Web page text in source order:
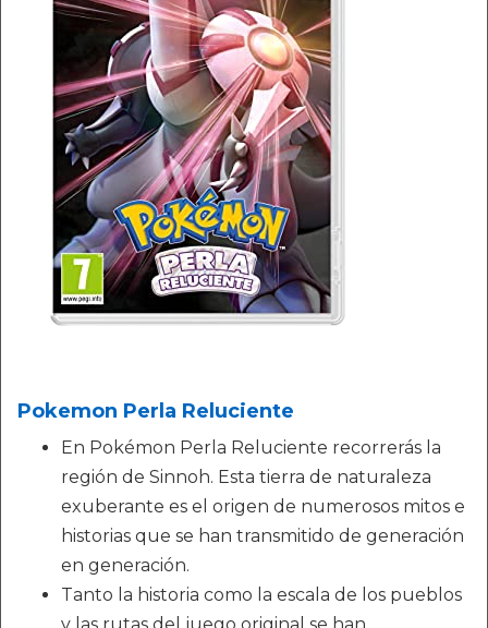
Pokemon Perla Reluciente
En Pokémon Perla Reluciente recorrerás la
región de Sinnoh. Esta tierra de naturaleza
exuberante es el origen de numerosos mitos e
historias que se han transmitido de generación
en generación.
Tanto la historia como la escala de los pueblos